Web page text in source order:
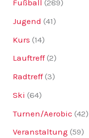
Fußball (289)
Jugend (41)
Kurs (14)
Lauftreff(2)
Radtreff(3)
Ski (64)
Turnen/Aerobic (42)
Veranstaltung (59)